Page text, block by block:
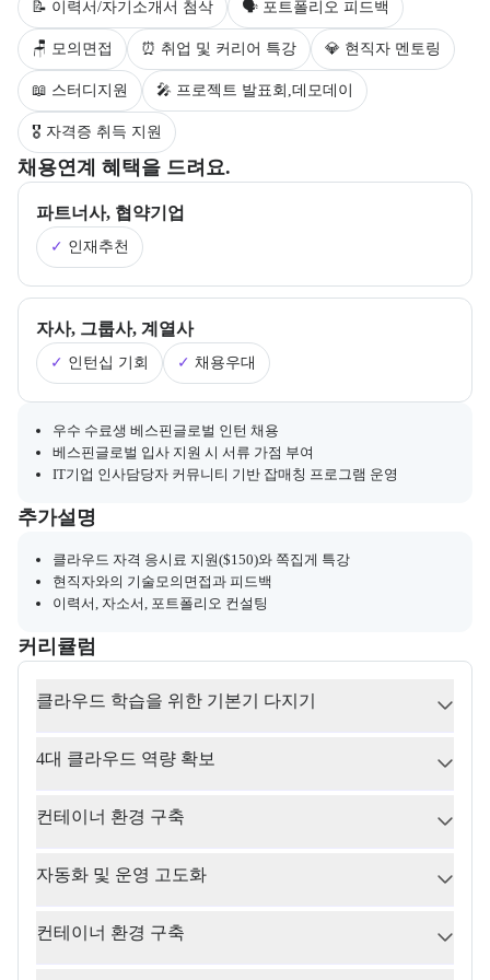
📝 이력서/자기소개서 첨삭 🗣 포트폴리오 피드백
🪑 모의면접 ⏰ 취업 및 커리어 특강 💎 현직자 멘토링
📖 스터디지원 🎤 프로젝트 발표회,데모데이
🎖 자격증 취득 지원
채용연계 혜택을 드려요.
부트캠프의 채용 연계 기업 정보와 추가 안내 내용을 제공한다.
파트너사, 협약기업
✓ 인재추천
자사, 그룹사, 계열사
✓ 인턴십 기회 ✓ 채용우대
채용 연계와 관련된 추가 안내 내용을 마크다운 형식으로 제공한다.
우수 수료생 베스핀글로벌 인턴 채용
베스핀글로벌 입사 지원 시 서류 가점 부여
IT기업 인사담당자 커뮤니티 기반 잡매칭 프로그램 운영
추가설명
부트캠프와 관련된 추가 안내 및 참고 사항을 제공한다.
클라우드 자격 응시료 지원($150)와 쪽집게 특강
현직자와의 기술모의면접과 피드백
이력서, 자소서, 포트폴리오 컨설팅
커리큘럼
교육과정의 커리큘럼 정보를 안내한다.
커리큘럼
클라우드 학습을 위한 기본기 다지기
4대 클라우드 역량 확보
컨테이너 환경 구축
자동화 및 운영 고도화
컨테이너 환경 구축